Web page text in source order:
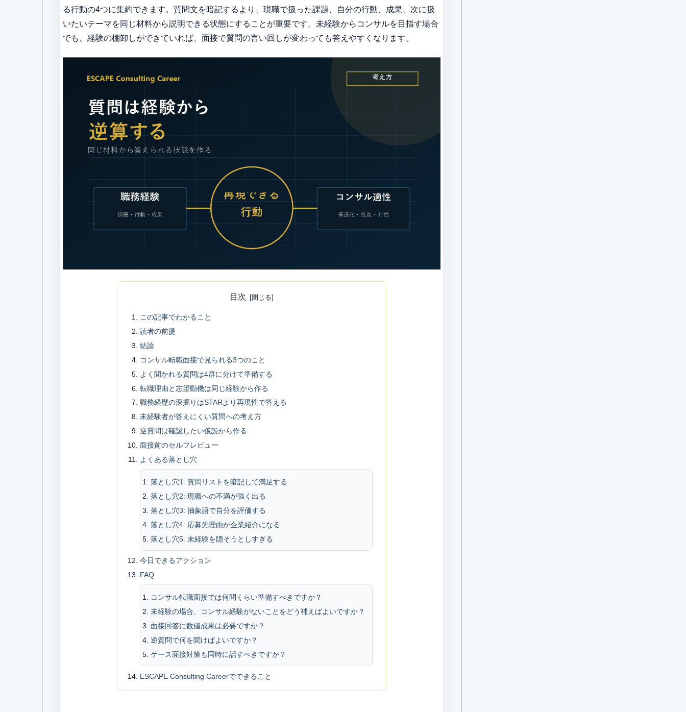
る行動の4つに集約できます。質問文を暗記するより、現職で扱った課題、自分の行動、成果、次に扱
いたいテーマを同じ材料から説明できる状態にすることが重要です。未経験からコンサルを目指す場合
でも、経験の棚卸しができていれば、面接で質問の言い回しが変わっても答えやすくなります。
目次
この記事でわかること
読者の前提
結論
コンサル転職面接で見られる3つのこと
よく聞かれる質問は4群に分けて準備する
転職理由と志望動機は同じ経験から作る
職務経歴の深掘りはSTARより再現性で答える
未経験者が答えにくい質問への考え方
逆質問は確認したい仮説から作る
面接前のセルフレビュー
よくある落とし穴
落とし穴1: 質問リストを暗記して満足する
落とし穴2: 現職への不満が強く出る
落とし穴3: 抽象語で自分を評価する
落とし穴4: 応募先理由が企業紹介になる
落とし穴5: 未経験を隠そうとしすぎる
今日できるアクション
FAQ
コンサル転職面接では何問くらい準備すべきですか？
未経験の場合、コンサル経験がないことをどう補えばよいですか？
面接回答に数値成果は必要ですか？
逆質問で何を聞けばよいですか？
ケース面接対策も同時に話すべきですか？
ESCAPE Consulting Careerでできること